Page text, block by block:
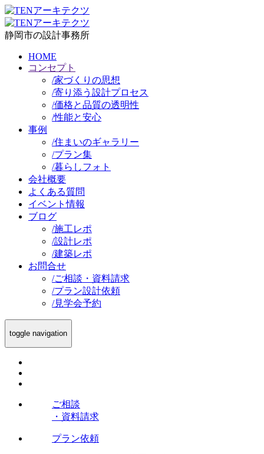
静岡市の設計事務所
HOME
コンセプト
/家づくりの思想
/寄り添う設計プロセス
/価格と品質の透明性
/性能と安心
事例
/住まいのギャラリー
/プラン集
/暮らしフォト
会社概要
よくある質問
イベント情報
ブログ
/施工レポ
/設計レポ
/建築レポ
お問合せ
/ご相談・資料請求
/プラン設計依頼
/見学会予約
toggle navigation
ご相談
・資料請求
プラン依頼